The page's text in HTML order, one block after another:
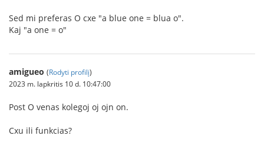
Sed mi preferas O cxe "a blue one = blua o".
Kaj "a one = o"
amigueo (Rodyti profilį)
2023 m. lapkritis 10 d. 10:47:00
Post O venas kolegoj oj ojn on.
Cxu ili funkcias?